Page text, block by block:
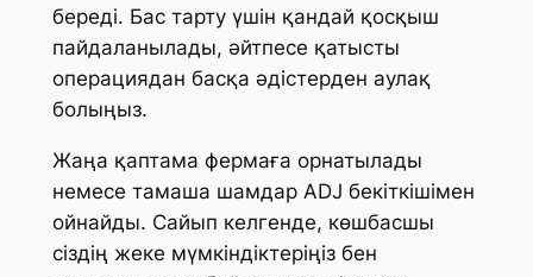
береді. Бас тарту үшін қандай қосқыш
пайдаланылады, әйтпесе қатысты
операциядан басқа әдістерден аулақ
болыңыз.
Жаңа қаптама фермаға орнатылады
немесе тамаша шамдар ADJ бекіткішімен
ойнайды. Сайып келгенде, көшбасшы
сіздің жеке мүмкіндіктеріңіз бен